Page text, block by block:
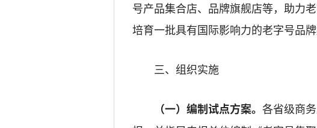
号产品集合店、品牌旗舰店等，助力老
培育一批具有国际影响力的老字号品牌
三、组织实施
（一） 编制试点方案。 各省级商